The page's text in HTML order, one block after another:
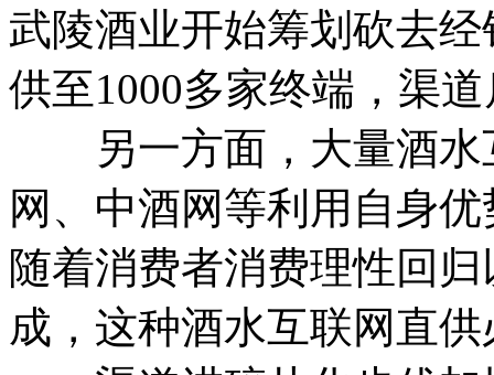
武陵酒业开始筹划砍去
供至1000多家终端，渠
另一方面，大量酒水
网、中酒网等利用自身
随着消费者消费理性回
成，这种酒水互联网直